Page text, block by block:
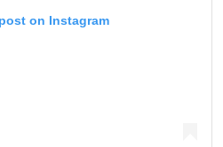
on Instagram